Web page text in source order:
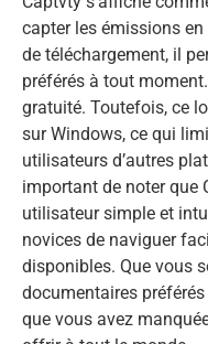
capter les émissions en
de téléchargement, il
préférés à tout
gratuité. Toutefois, ce
sur Windows, ce qui
utilisateurs d’autres
important de noter que
utilisateur simple et
novices de naviguer
disponibles. Que vous
documentaires
que vous avez